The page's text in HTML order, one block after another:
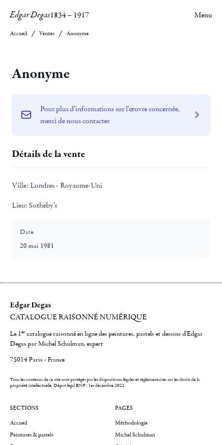
Edgar Degas1834– 1917 Menu
Accueil Ventes Anonyme
Anonyme
Pour plus d'informations sur l'œuvre concernée,
merci de nous contacter
Détails de la vente
Ville: Londres - Royaume-Uni
Lieu: Sotheby's
Date
20 mai 1981
Edgar Degas
CATALOGUE RAISONNÉ NUMÉRIQUE
Le 1er catalogue raisonné en ligne des peintures, pastels et dessins d'Edgar
Degas par Michel Schulman, expert
75014 Paris - France
Tous les contenus de ce site sont protégés par les dispositions légales et réglementaires sur les droits de la
propriété intellectuelle.Dépot légal BNF : 1er décembre 2022
SECTIONS
Accueil
Peintures & pastels
PAGES
Méthodologie
Michel Schulman